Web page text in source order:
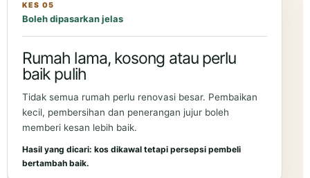
KES 05
Boleh dipasarkan jelas
Rumah lama, kosong atau perlu
baik pulih
Tidak semua rumah perlu renovasi besar. Pembaikan
kecil, pembersihan dan penerangan jujur boleh
memberi kesan lebih baik.
Hasil yang dicari: kos dikawal tetapi persepsi pembeli
bertambah baik.